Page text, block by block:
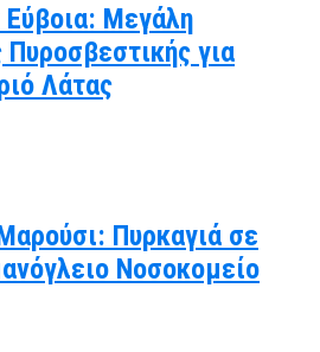
Μεγάλη
Πυροσβεστικής για
Λάτας
Πυρκαγιά σε
Νοσοκομείο